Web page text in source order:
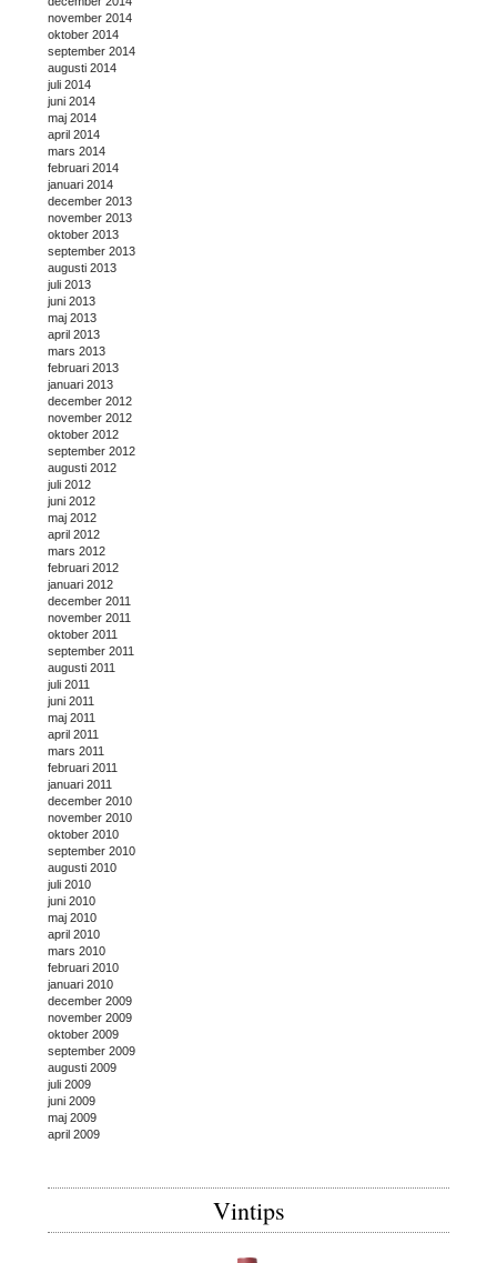
november 2014
oktober 2014
september 2014
augusti 2014
juli 2014
juni 2014
maj 2014
april 2014
mars 2014
februari 2014
januari 2014
december 2013
november 2013
oktober 2013
september 2013
augusti 2013
juli 2013
juni 2013
maj 2013
april 2013
mars 2013
februari 2013
januari 2013
december 2012
november 2012
oktober 2012
september 2012
augusti 2012
juli 2012
juni 2012
maj 2012
april 2012
mars 2012
februari 2012
januari 2012
december 2011
november 2011
oktober 2011
september 2011
augusti 2011
juli 2011
juni 2011
maj 2011
april 2011
mars 2011
februari 2011
januari 2011
december 2010
november 2010
oktober 2010
september 2010
augusti 2010
juli 2010
juni 2010
maj 2010
april 2010
mars 2010
februari 2010
januari 2010
december 2009
november 2009
oktober 2009
september 2009
augusti 2009
juli 2009
juni 2009
maj 2009
april 2009
Vintips